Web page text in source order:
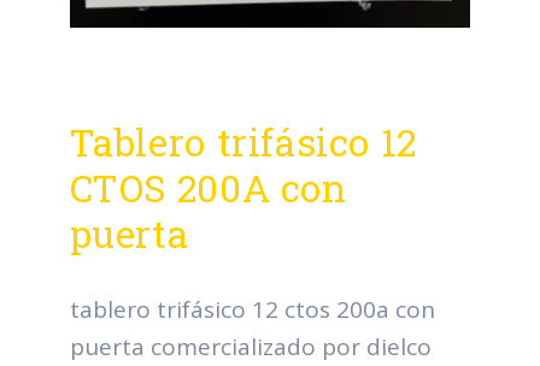
Tablero trifásico 12
CTOS 200A con
puerta
tablero trifásico 12 ctos 200a con
puerta comercializado por dielco